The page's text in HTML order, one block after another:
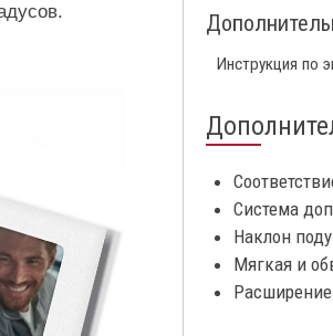
Инструкция по
Система
Наклон
Мягкая и